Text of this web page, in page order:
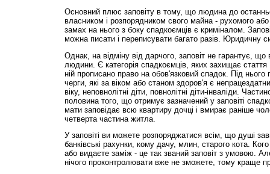
Основний плюс заповіту в тому, що людина до
власником і розпорядником свого майна - рухомого
замах на нього з боку спадкоємців є криміналом.
можна писати і переписувати багато разів. Юридичну
Однак, на відміну від дарчого, заповіт не гарантує,
людини. Є категорія спадкоємців, яких захищає
ній прописано право на обов'язковий спадок. Під
черги, які за віком або станом здоров'я є
віку, неповнолітні діти, повнолітні діти-інваліди.
половина того, що отримує зазначений у заповіті
мати заповідає всю квартиру дочці і вмирає раніше
четверта частина житла.
У заповіті ви можете розпоряджатися всім, що душі
банківські рахунки, кому дачу, млин, старого кота.
або видаєте заміж - це так званий заповіт з умовою.
нічого проконтролювати вже не зможете, тому краще